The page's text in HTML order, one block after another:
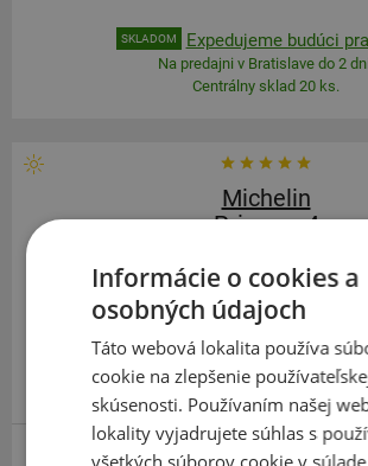
SKLADOM Expedujeme budúci
Na predajni v Bratislave do 2
Centrálny sklad 20 ks.
Michelin
Primacy 4
195 R15
Informácie o cookies a
osobných údajoch
Táto webová lokalita používa
cookie na zlepšenie
skúsenosti. Používaním našej
lokality vyjadrujete súhlas s
všetkých súborov cookie v